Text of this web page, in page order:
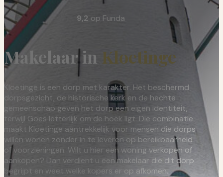
9,2 op Funda
Makelaar in Kloetinge
Kloetinge is een dorp met karakter. Het beschermd
dorpsgezicht, de historische kerk en de hechte
gemeenschap geven het dorp een eigen identiteit,
terwijl Goes letterlijk om de hoek ligt. Die combinatie
maakt Kloetinge aantrekkelijk voor mensen die dorps
willen wonen zonder in te leveren op bereikbaarheid
of voorzieningen. Wilt u hier een woning verkopen of
aankopen? Dan verdient u een makelaar die dit dorp
begrijpt en weet welke kopers er op afkomen.